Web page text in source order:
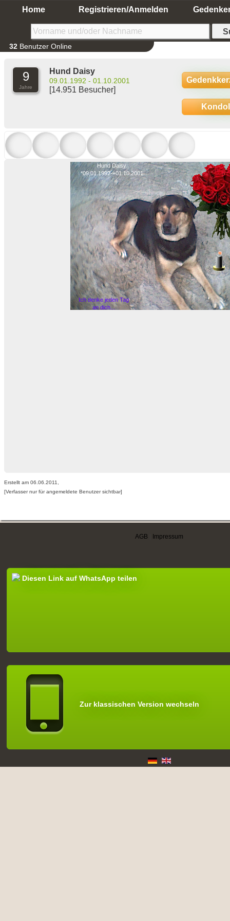
Home Registrieren/Anmelden
32 Benutzer Online
9
Jahre
Hund Daisy
09.01.1992 - 01.10.2001
[14.951 Besucher]
Hund Daisy
*09.01.1992-+01.10.2001
Ich denke jeden Tag
an dich...
Erstellt am 06.06.2011,
[Verfasser nur für angemeldete Benutzer sichtbar]
AGB Impressum
Diesen Link auf WhatsApp teilen
Zur klassischen Version wechseln